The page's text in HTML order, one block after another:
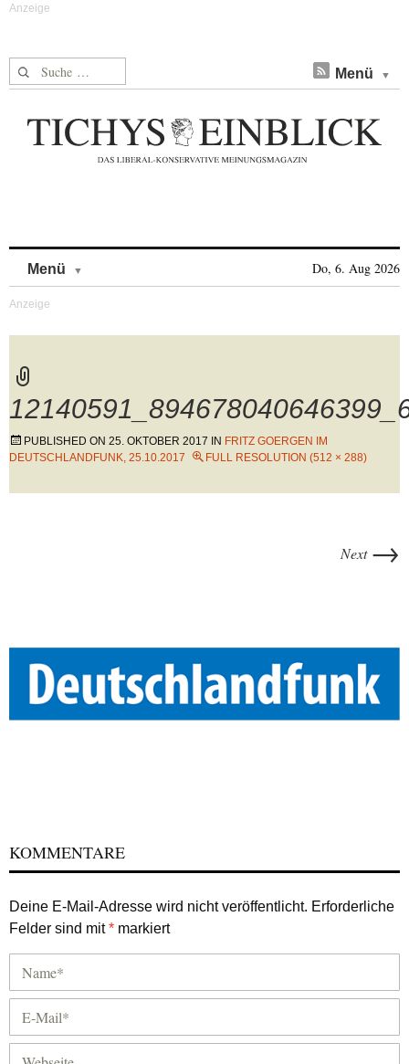
Suche nach: Menü
Menü Do, 6. Aug 2026
PUBLISHED ON 25. OKTOBER 2017 IN FRITZ GOERGEN IM
DEUTSCHLANDFUNK, 25.10.2017
FULL RESOLUTION (512 × 288)
Next →
KOMMENTARE
Deine E-Mail-Adresse wird nicht veröffentlicht. Erforderliche
Felder sind mit* markiert